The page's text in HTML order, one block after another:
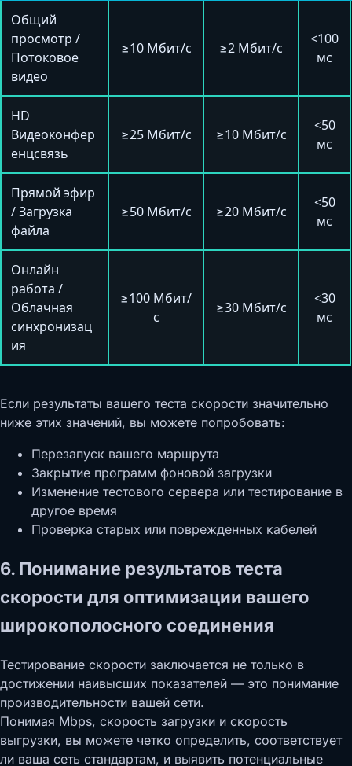
Общий
просмотр /
Потоковое
видео
≥10 Мбит/с ≥2 Мбит/с
<100
мс
HD
Видеоконфер
енцсвязь
≥25 Мбит/с ≥10 Мбит/с
<50
мс
Прямой эфир
/ Загрузка
файла
≥50 Мбит/с ≥20 Мбит/с
<50
мс
Онлайн
работа /
Облачная
синхронизац
ия
≥100 Мбит/
с
≥30 Мбит/с
<30
мс
Если результаты вашего теста скорости значительно
ниже этих значений, вы можете попробовать:
Перезапуск вашего маршрута
Закрытие программ фоновой загрузки
Изменение тестового сервера или тестирование в
другое время
Проверка старых или поврежденных кабелей
6. Понимание результатов теста
скорости для оптимизации вашего
широкополосного соединения
Тестирование скорости заключается не только в
достижении наивысших показателей — это понимание
производительности вашей сети.
Понимая Mbps, скорость загрузки и скорость
выгрузки, вы можете четко определить, соответствует
ли ваша сеть стандартам, и выявить потенциальные